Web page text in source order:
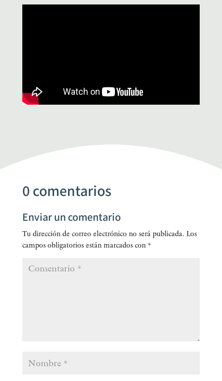
0 comentarios
Enviar un comentario
Tu dirección de correo electrónico no será publicada. Los
campos obligatorios están marcados con *